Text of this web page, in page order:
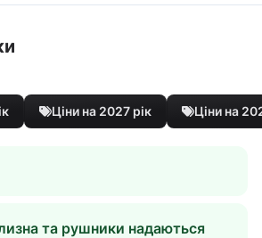
Ціни на 2027 рік Ціни на
та рушники надаються